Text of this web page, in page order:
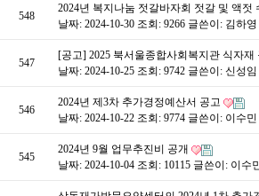
548
2024년 복지나눔 젓갈바자회 젓갈 및 액젓
날짜: 2024-10-30 조회: 9266 글쓴이: 김하영
547
[공고] 2025 북서울종합사회복지관 식자재
날짜: 2024-10-25 조회: 9742 글쓴이: 신성임
546
2024년 제3차 추가경정예산서 공고
날짜: 2024-10-22 조회: 9774 글쓴이: 이수민
545
2024년 9월 업무추진비 공개
날짜: 2024-10-04 조회: 10115 글쓴이: 이수